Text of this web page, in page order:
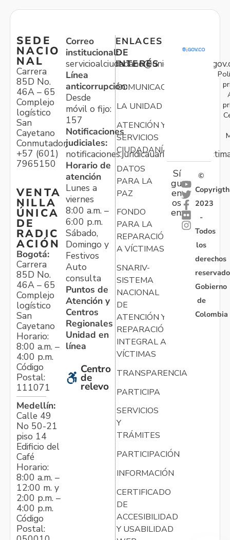
SEDE
NACIO
NAL
Carrera
85D No.
46A – 65
Complejo
logístico
San
Cayetano
Conmutador:
+57 (601)
7965150
VENTA
NILLA
ÚNICA
DE
RADIC
ACIÓN
Bogotá:
Carrera
85D No.
46A – 65
Complejo
logístico
San
Cayetano
Horario:
8:00 a.m. –
4:00 p.m.
Código
Postal:
111071
Medellín:
Calle 49
No 50-21
piso 14
Edificio del
Café
Horario:
8:00 a.m. –
12:00 m. y
2:00 p.m. –
4:00 p.m.
Código
Postal:
Correo
institucional:
Línea
anticorrupción:
Desde
móvil o fijo:
157
Notificaciones
judiciales:
Horario de
atención
Lunes a
viernes
8:00 a.m. –
6:00 p.m.
Sábado,
Domingo y
Festivos
Auto
consulta
Puntos de
Atención y
Centros
Regionales
Unidad en
línea
Centro
de
relevo
ENLACES
DE
INTERÉS
COMUNICACIONES
LA UNIDAD
ATENCIÓN Y
SERVICIOS
CIUDADANÍA
DATOS
PARA LA
PAZ
FONDO
PARA LA
REPARACIÓN
A VÍCTIMAS
SNARIV-
SISTEMA
NACIONAL
DE
ATENCIÓN Y
REPARACIÓN
INTEGRAL A
VÍCTIMAS
TRANSPARENCIA
PARTICIPA
SERVICIOS
Y
TRÁMITES
PARTICIPACIÓN
INFORMACIÓN
CERTIFICADO
DE
ACCESIBILIDAD
Y USABILIDAD
Sí
gu
en
os
en:
©
Copyrigth
2023
-
Todos
los
derechos
Gobierno
de
Colombia